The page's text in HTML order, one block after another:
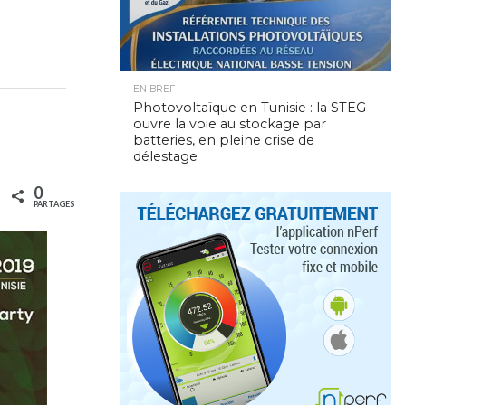
0
PARTAGES
EN BREF
Photovoltaïque en Tunisie : la STEG
ouvre la voie au stockage par
batteries, en pleine crise de
délestage